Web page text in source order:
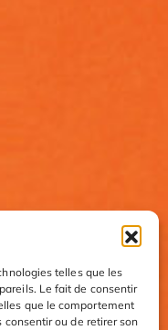
telles que les
Le fait de consentir
que le comportement
consentir ou de retirer son